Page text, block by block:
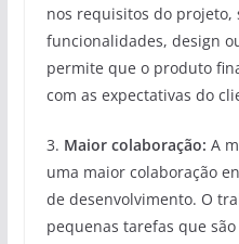
nos requisitos do projeto,
funcionalidades, design
permite que o produto
com as expectativas do
3. Maior colaboração: A
uma maior colaboração
de desenvolvimento. O
pequenas tarefas que